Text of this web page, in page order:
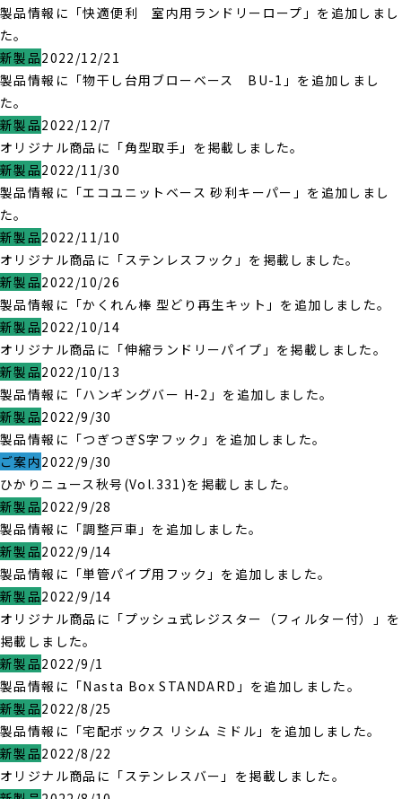
製品情報に「快適便利 室内用ランドリーロープ」を追加しまし
た。
新製品2022/12/21
製品情報に「物干し台用ブローベース BU-1」を追加しまし
た。
新製品2022/12/7
オリジナル商品に「角型取手」を掲載しました。
新製品2022/11/30
製品情報に「エコユニットベース 砂利キーパー」を追加しまし
た。
新製品2022/11/10
オリジナル商品に「ステンレスフック」を掲載しました。
新製品2022/10/26
製品情報に「かくれん棒 型どり再生キット」を追加しました。
新製品2022/10/14
オリジナル商品に「伸縮ランドリーパイプ」を掲載しました。
新製品2022/10/13
製品情報に「ハンギングバー H-2」を追加しました。
新製品2022/9/30
製品情報に「つぎつぎS字フック」を追加しました。
ご案内2022/9/30
ひかりニュース秋号(Vol.331)を掲載しました。
新製品2022/9/28
製品情報に「調整戸車」を追加しました。
新製品2022/9/14
製品情報に「単管パイプ用フック」を追加しました。
新製品2022/9/14
オリジナル商品に「プッシュ式レジスター（フィルター付）」を
掲載しました。
新製品2022/9/1
製品情報に「Nasta Box STANDARD」を追加しました。
新製品2022/8/25
製品情報に「宅配ボックス リシム ミドル」を追加しました。
新製品2022/8/22
オリジナル商品に「ステンレスバー」を掲載しました。